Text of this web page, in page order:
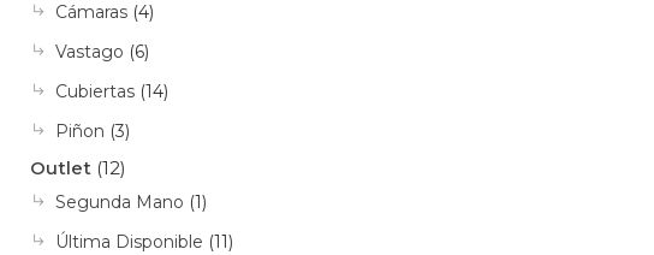
Cámaras (4)
Vastago (6)
Cubiertas (14)
Piñon (3)
Outlet (12)
Segunda Mano (1)
Última Disponible (11)